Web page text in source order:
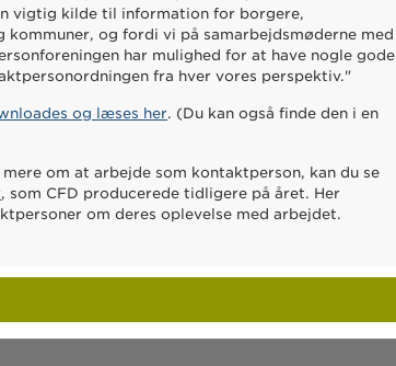
vigtig kilde til information for borgere,
kommuner, og fordi vi på samarbejdsmøderne med
har mulighed for at have nogle gode
fra hver vores perspektiv."
og læses her. (Du kan også finde den i en
om at arbejde som kontaktperson, kan du se
, som CFD producerede tidligere på året. Her
om deres oplevelse med arbejdet.